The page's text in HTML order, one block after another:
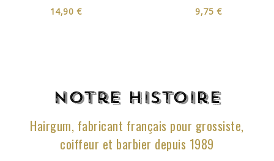
14,90 €
9,75 €
Notre histoire
Hairgum, fabricant français pour grossiste,
coiffeur et barbier depuis 1989